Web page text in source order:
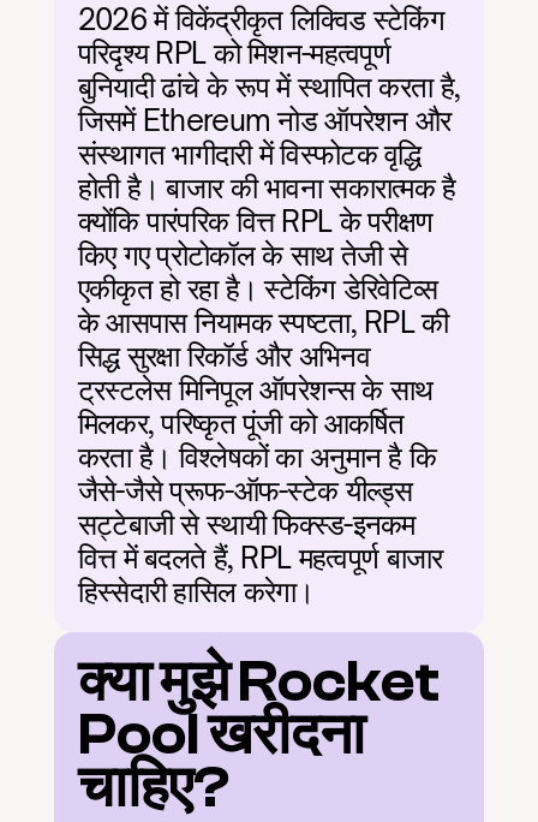
2026 में विकेंद्रीकृत लिक्विड स्टेकिंग
परिदृश्य RPL को मिशन-महत्वपूर्ण
बुनियादी ढांचे के रूप में स्थापित करता है,
जिसमें Ethereum नोड ऑपरेशन और
संस्थागत भागीदारी में विस्फोटक वृद्धि
होती है। बाजार की भावना सकारात्मक है
क्योंकि पारंपरिक वित्त RPL के परीक्षण
किए गए प्रोटोकॉल के साथ तेजी से
एकीकृत हो रहा है। स्टेकिंग डेरिवेटिव्स
के आसपास नियामक स्पष्टता, RPL की
सिद्ध सुरक्षा रिकॉर्ड और अभिनव
ट्रस्टलेस मिनिपूल ऑपरेशन्स के साथ
मिलकर, परिष्कृत पूंजी को आकर्षित
करता है। विश्लेषकों का अनुमान है कि
जैसे-जैसे प्रूफ-ऑफ-स्टेक यील्ड्स
सट्टेबाजी से स्थायी फिक्स्ड-इनकम
वित्त में बदलते हैं, RPL महत्वपूर्ण बाजार
हिस्सेदारी हासिल करेगा।
क्या मुझे Rocket
Pool खरीदना
चाहिए?